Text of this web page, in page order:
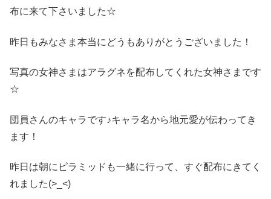
布に来て下さいました☆
昨日もみなさま本当にどうもありがとうございました！
写真の女神さまはアラグネを配布してくれた女神さまです
☆
団員さんのキャラです♪キャラ名から地元愛が伝わってき
ます！
昨日は朝にピラミッドも一緒に行って、すぐ配布にきてく
れました(>_<)